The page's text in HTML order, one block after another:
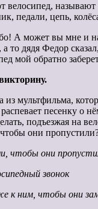
велосипед, называют
педали, цепь,
А может вы мне и
то дядя Федор
мой обратно
из мультфильма,
песенку о
подъезжая на
они
чтобы они
звонок
к ним, чтобы они